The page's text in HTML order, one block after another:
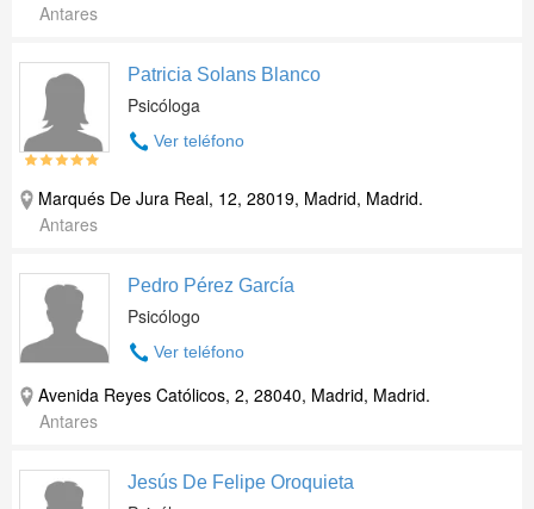
Antares
Patricia Solans Blanco
Psicóloga
Ver teléfono
Marqués De Jura Real, 12, 28019, Madrid, Madrid.
Antares
Pedro Pérez García
Psicólogo
Ver teléfono
Avenida Reyes Católicos, 2, 28040, Madrid, Madrid.
Antares
Jesús De Felipe Oroquieta